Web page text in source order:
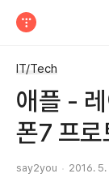
IT/Tech
애플 -
폰7 프
say2you 2016. 5.